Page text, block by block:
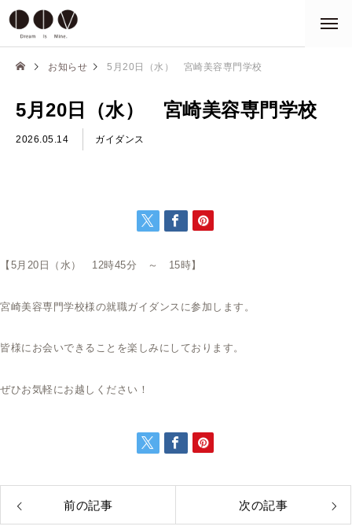
お知らせ 5月20日（水） 宮崎美容専門学校
5月20日（水） 宮崎美容専門学校
2026.05.14 ガイダンス
【5月20日（水） 12時45分 ～ 15時】
宮崎美容専門学校様の就職ガイダンスに参加します。
皆様にお会いできることを楽しみにしております。
ぜひお気軽にお越しください！
前の記事 次の記事